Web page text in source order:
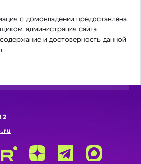
о домовладении предоставлена
администрация сайта
и достоверность данной